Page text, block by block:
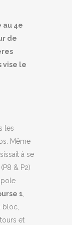
au 4e
de
vise le
les
Même
à se
& P2)
pole
1
bloc,
et